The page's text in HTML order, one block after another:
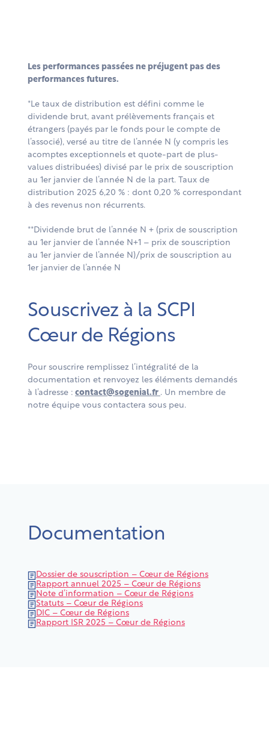
Les performances passées ne préjugent pas des
performances futures.
*Le taux de distribution est défini comme le
dividende brut, avant prélèvements français et
étrangers (payés par le fonds pour le compte de
l’associé), versé au titre de l’année N (y compris les
acomptes exceptionnels et quote-part de plus-
values distribuées) divisé par le prix de souscription
au 1er janvier de l’année N de la part. Taux de
distribution 2025 6,20 % : dont 0,20 % correspondant
à des revenus non récurrents.
**Dividende brut de l’année N + (prix de souscription
au 1er janvier de l’année N+1 – prix de souscription
au 1er janvier de l’année N)/prix de souscription au
1er janvier de l’année N
Souscrivez à la SCPI
Cœur de Régions
Pour souscrire remplissez l’intégralité de la
documentation et renvoyez les éléments demandés
à l’adresse : contact@sogenial.fr . Un membre de
notre équipe vous contactera sous peu.
Documentation
Dossier de souscription – Cœur de Régions
Rapport annuel 2025 – Cœur de Régions
Note d’information – Cœur de Régions
Statuts – Cœur de Régions
DIC – Cœur de Régions
Rapport ISR 2025 – Cœur de Régions